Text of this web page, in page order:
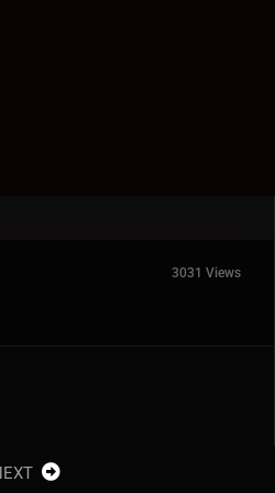
3031 Views